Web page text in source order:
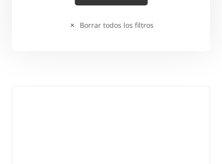
Borrar todos los filtros